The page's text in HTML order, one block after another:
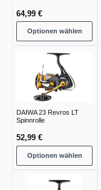
64,99 €
Optionen wählen
DAIWA 23 Revros LT
Spinnrolle
52,99 €
Optionen wählen